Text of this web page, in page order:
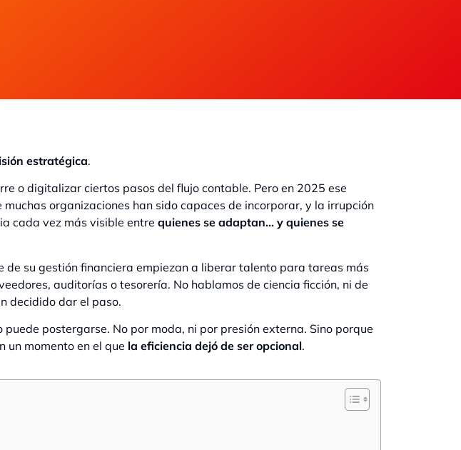
estratégica.
o digitalizar ciertos pasos del flujo contable. Pero en 2025 ese
organizaciones han sido capaces de incorporar, y la irrupción
cada vez más visible entre quienes se adaptan… y quienes se
su gestión financiera empiezan a liberar talento para tareas más
auditorías o tesorería. No hablamos de ciencia ficción, ni de
decidido dar el paso.
postergarse. No por moda, ni por presión externa. Sino porque
un momento en el que la eficiencia dejó de ser opcional.